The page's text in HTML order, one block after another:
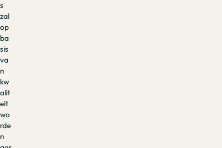
s
zal
op
ba
sis
va
n
kw
alit
eit
wo
rde
n